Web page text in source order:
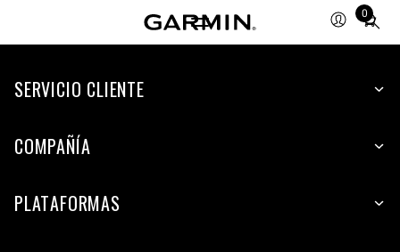
0
Total
items
cart:
SERVICIO CLIENTE
COMPAÑÍA
PLATAFORMAS